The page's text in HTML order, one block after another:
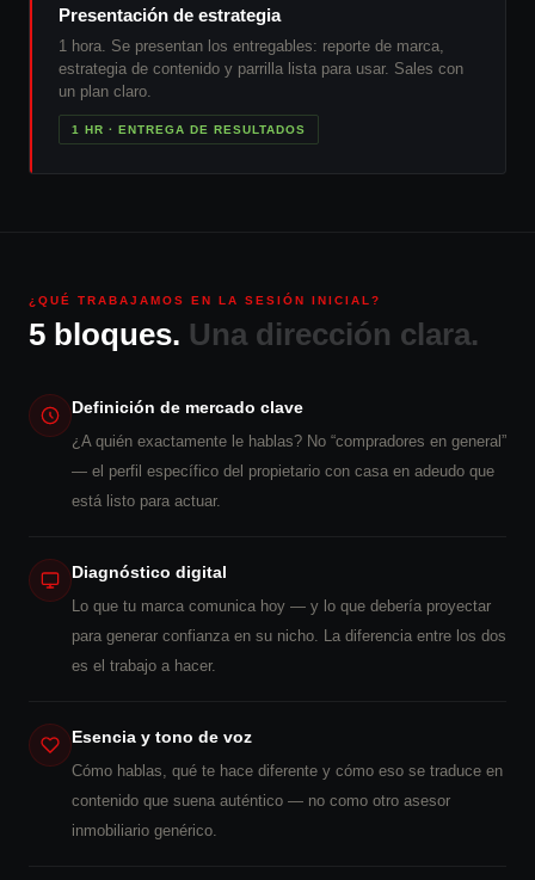
Presentación de estrategia
1 hora. Se presentan los entregables: reporte de marca,
estrategia de contenido y parrilla lista para usar. Sales con
un plan claro.
1 HR · ENTREGA DE RESULTADOS
¿QUÉ TRABAJAMOS EN LA SESIÓN INICIAL?
5 bloques. Una dirección clara.
Definición de mercado clave
¿A quién exactamente le hablas? No “compradores en general”
— el perfil específico del propietario con casa en adeudo que
está listo para actuar.
Diagnóstico digital
Lo que tu marca comunica hoy — y lo que debería proyectar
para generar confianza en su nicho. La diferencia entre los dos
es el trabajo a hacer.
Esencia y tono de voz
Cómo hablas, qué te hace diferente y cómo eso se traduce en
contenido que suena auténtico — no como otro asesor
inmobiliario genérico.